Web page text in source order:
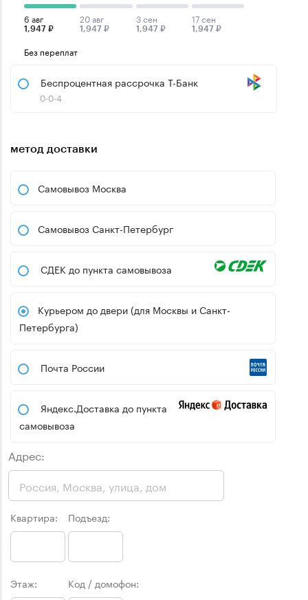
6 авг
1,947 ₽
20 авг
1,947 ₽
3 сен
1,947 ₽
17 сен
1,947 ₽
Без переплат
Беспроцентная рассрочка Т-Банк
0-0-4
метод доставки
Самовывоз Москва
Самовывоз Санкт-Петербург
СДЕК до пункта самовывоза
Курьером до двери (для Москвы и Санкт-
Петербурга)
Почта России
Яндекс.Доставка до пункта
самовывоза
Адрес:
Квартира: Подъезд:
Этаж: Код / домофон: